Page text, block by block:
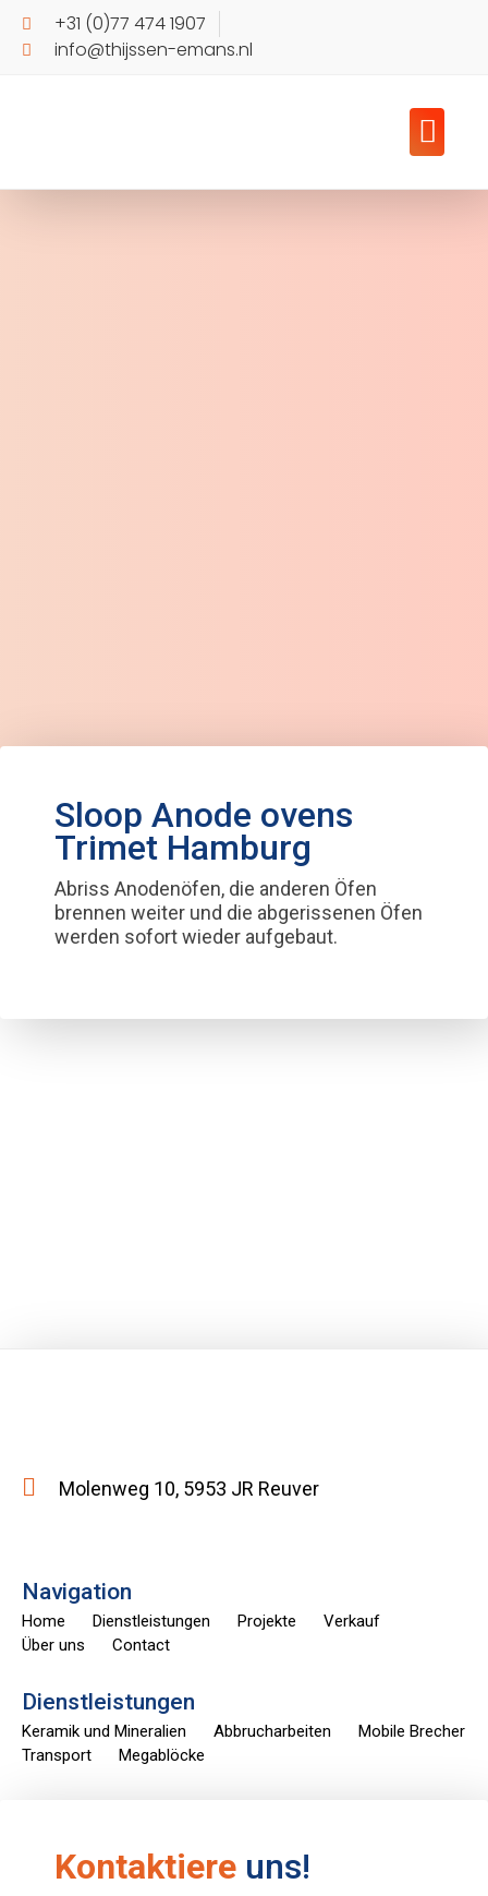
+31 (0)77 474 1907
info@thijssen-emans.nl
Sloop Anode ovens
Trimet Hamburg
Abriss Anodenöfen, die anderen Öfen
brennen weiter und die abgerissenen Öfen
werden sofort wieder aufgebaut.
Molenweg 10, 5953 JR Reuver
Navigation
Home Dienstleistungen Projekte
Verkauf
Über uns
Contact
Dienstleistungen
Keramik und Mineralien Abbrucharbeiten
Mobile Brecher
Transport
Megablöcke
Kontaktiere uns!